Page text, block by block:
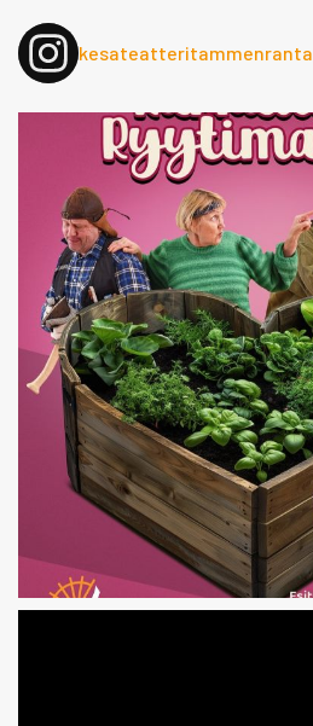
kesateatteritammenranta